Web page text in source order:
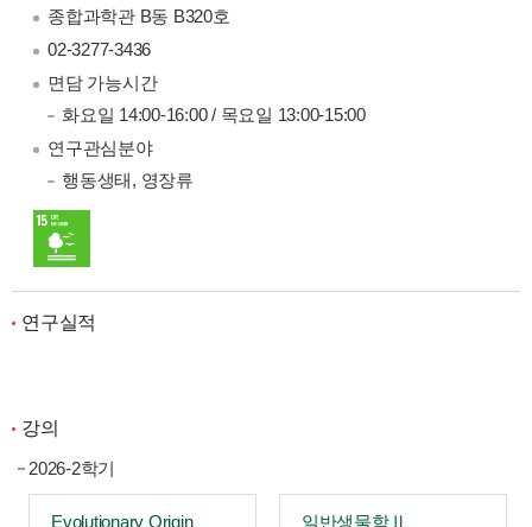
종합과학관 B동 B320호
02-3277-3436
면담 가능시간
화요일 14:00-16:00 / 목요일 13:00-15:00
연구관심분야
행동생태, 영장류
연구실적
강의
2026-2학기
Evolutionary Origin
일반생물학Ⅱ